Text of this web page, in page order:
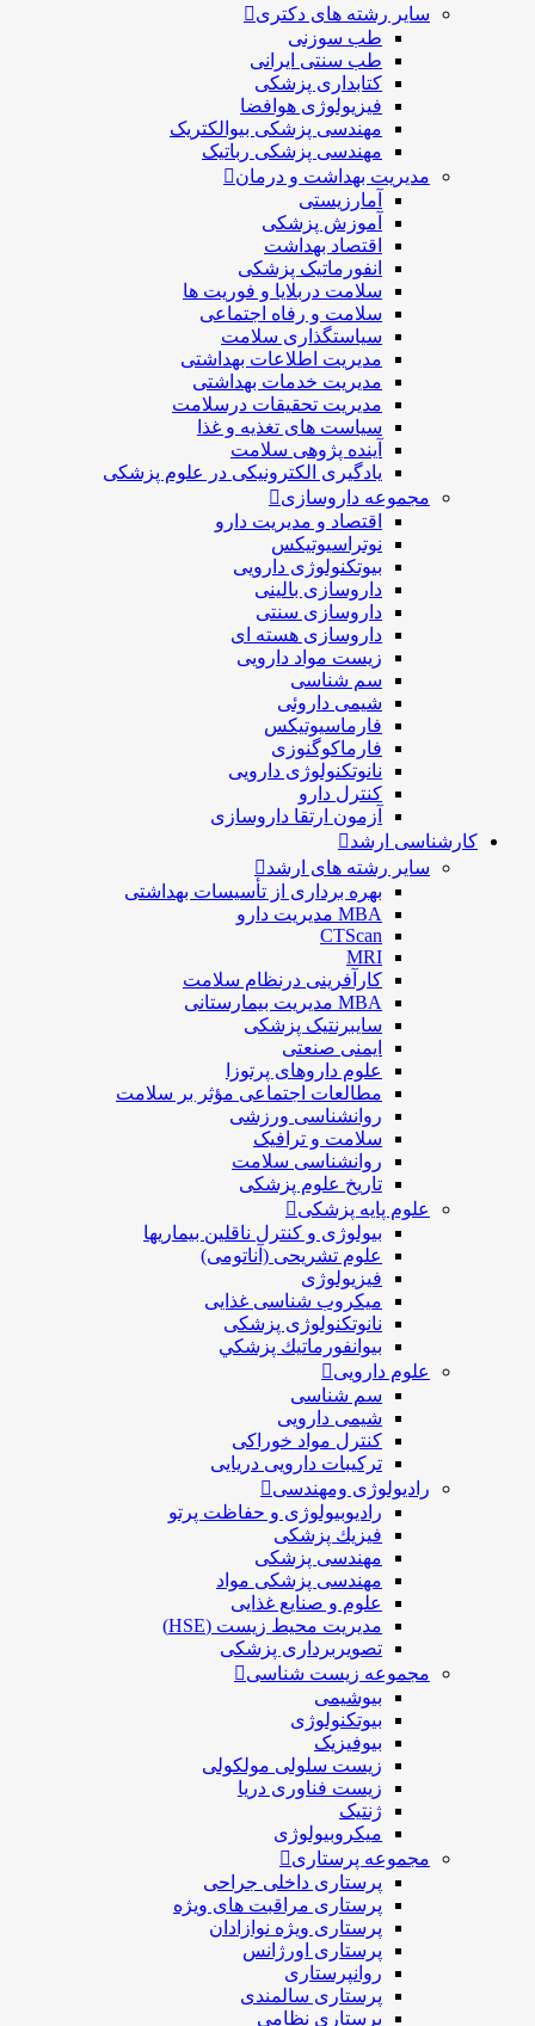
سایر رشته های دکتری
طب سوزنی
طب سنتی ایرانی
کتابداری پزشکی
فیزیولوژی هوافضا
مهندسی پزشکی بیوالکتریک
مهندسی پزشکی رباتیک
مدیریت بهداشت و درمان
آمارزیستی
آموزش پزشکی
اقتصاد بهداشت
انفورماتیک پزشکی
سلامت دربلايا و فوريت ها
سلامت و رفاه اجتماعی
سیاستگذاری سلامت
مدیریت اطلاعات بهداشتی
مدیریت خدمات بهداشتی
مدیریت تحقیقات درسلامت
سیاست های تغذیه و غذا
آینده پژوهی سلامت
یادگیری الکترونیکی در علوم پزشکی
مجموعه داروسازی
اقتصاد و مديريت دارو
نوتراسیوتیکس
بيوتكنولوژی دارویی
داروسازی بالينی
داروسازی سنتی
داروسازی هسته ای
زیست مواد دارویی
سم شناسی
شيمی داروئی
فارماسيوتيكس
فارماكوگنوزی
نانوتکنولوژی دارویی
كنترل دارو
آزمون ارتقا داروسازی
کارشناسی ارشد
سایر رشته های ارشد
بهره برداری از تأسیسات بهداشتی
MBA مدیریت دارو
CTScan
MRI
کارآفرینی درنظام سلامت
MBA مدیریت بیمارستانی
سایبرنتیک پزشکی
ایمنی صنعتی
علوم داروهای پرتوزا
مطالعات اجتماعی مؤثر بر سلامت
روانشناسی ورزشی
سلامت و ترافیک
روانشناسی سلامت
تاریخ علوم پزشکی
علوم پایه پزشکی
بیولوژی و کنترل ناقلین بیماریها
علوم تشریحی (آناتومی)
فیزیولوژی
ميكروب شناسی غذایی
نانوتکنولوژی پزشکی
بيوانفورماتيك پزشكي
علوم دارویی
سم شناسی
شیمی دارویی
کنترل مواد خوراکی
ترکیبات دارویی دریایی
رادیولوژی ومهندسی
رادیوبیولوژی و حفاظت پرتو
فيزيك پزشکی
مهندسی پزشکی
مهندسی پزشکی مواد
علوم و صنايع غذایی
مدیریت محیط زیست (HSE)
تصویربرداری پزشکی
مجموعه زیست شناسی
بیوشیمی
بیوتکنولوژی
بیوفیزیک
زیست سلولی مولکولی
زیست فناوری دریا
ژنتیک
میکروبیولوژی
مجموعه پرستاری
پرستاری داخلی جراحی
پرستاری مراقبت های ويژه
پرستاری ويژه نوازادان
پرستاری اورژانس
روانپرستاری
پرستاری سالمندی
پرستاری نظامی